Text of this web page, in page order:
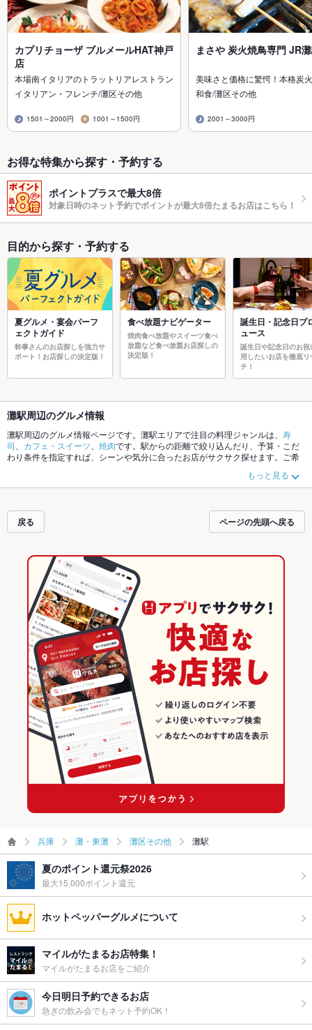
カプリチョーザ ブルメールHAT神戸
店
本場南イタリアのトラットリアレストラン
イタリアン・フレンチ/灘区その他
1501～2000円 1001～1500円
まさや 炭火焼鳥専門 JR
美味さと価格に驚愕！本格炭
和食/灘区その他
2001～3000円
お得な特集から探す・予約する
ポイントプラスで最大8倍
対象日時のネット予約でポイントが最大8倍たまるお店はこちら！
目的から探す・予約する
夏グルメ・宴会パーフ
ェクトガイド
幹事さんのお店探しを強力サ
ポート！お店探しの決定版！
食べ放題ナビゲーター
焼肉食べ放題やスイーツ食べ
放題など食べ放題お店探しの
決定版！
誕生日・記念日プ
ュース
誕生日や記念日のお祝
用したいお店を徹底リ
チ！
灘駅周辺のグルメ情報
灘駅周辺のグルメ情報ページです。灘駅エリアで注目の料理ジャンルは、 寿
司
カフェ・スイーツ 焼肉です。駅からの距離で絞り込んだり、予算・こだ
わり条件を指定すれば、シーンや気分に合ったお店がサクサク探せます。ご希
してみてください。ホットペッパーグルメなら、お得なクーポンはもちろん、
こだわりメニュー肉じゃがや季節のおすすめ料理など、お店の最新情報をご紹
中です。友達どうしの飲み会にも、会社の宴会にも、デートやパーティにもお
得に便利にホットペッパーグルメをご利用ください。
もっと見る
戻る ページの先頭へ戻る
兵庫 灘・東灘 灘区その他 灘駅
夏のポイント還元祭2026
最大15,000ポイント還元
ホットペッパーグルメについて
マイルがたまるお店特集！
マイルがたまるお店をご紹介
今日明日予約できるお店
急ぎの飲み会でもネット予約OK！